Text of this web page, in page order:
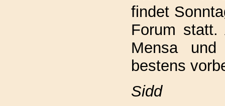
findet
Forum
Mensa und
bestens
Sidd